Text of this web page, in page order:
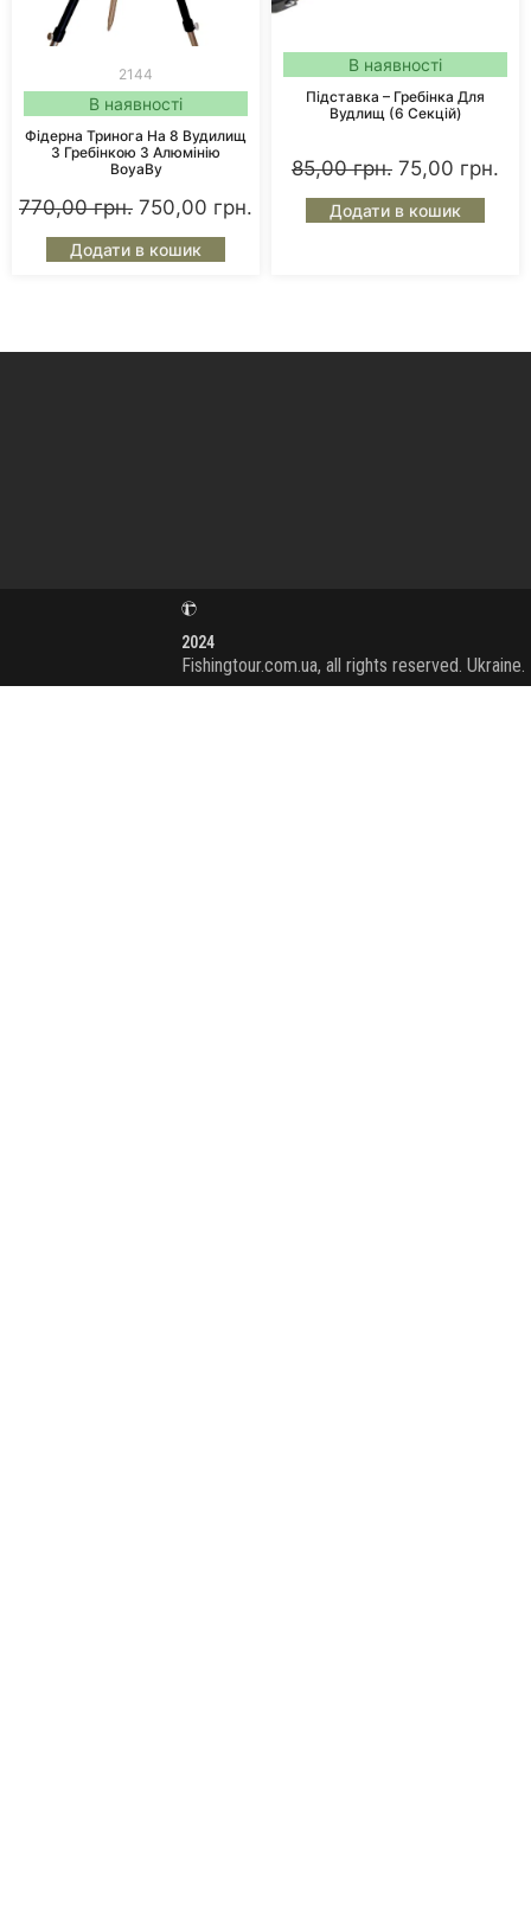
2144
В наявності
Фідерна Тринога На 8 Вудилищ
З Гребінкою З Алюмінію
BoyaBy
770,00грн. 750,00 грн.
Додати в кошик
В наявності
Підставка – Гребінка Для
Вудлищ (6 Секцій)
85,00грн. 75,00 грн.
Додати в кошик
2024
Fishingtour.com.ua, all rights reserved. Ukraine.